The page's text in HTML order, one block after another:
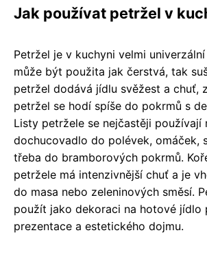
Jak používat petržel v
Petržel je v kuchyni velmi
může být použita jak čerstvá, tak
petržel dodává jídlu svěžest a chuť,
petržel se hodí spíše do pokrmů s
Listy petržele se nejčastěji používají
dochucovadlo do polévek, omáček,
třeba do bramborových pokrmů.
petržele má intenzivnější chuť a je
do masa nebo zeleninových směsí.
použít jako dekoraci na hotové jídlo
prezentace a estetického dojmu.